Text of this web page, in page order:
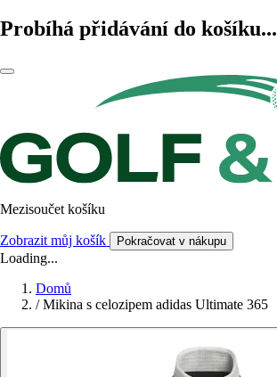
Probíhá přidávání do košíku...
Mezisoučet košíku
Zobrazit můj košík Pokračovat v nákupu
Loading...
Domů
/ Mikina s celozipem adidas Ultimate 365